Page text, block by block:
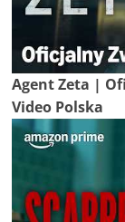
Agent Zeta |
Video Polska